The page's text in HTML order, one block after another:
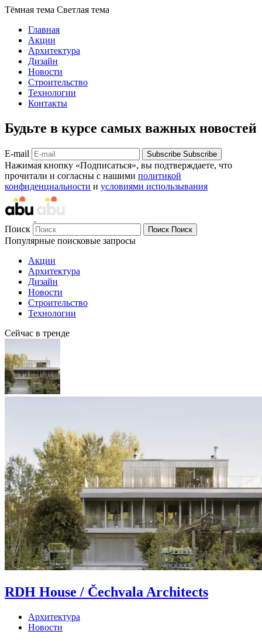
Тёмная тема Светлая тема
Главная
Акции
Архитектура
Дизайн
Новости
Строительство
Технологии
Контакты
Будьте в курсе самых важных новостей
E-mail Subscribe Subscribe
Нажимая кнопку «Подписаться», вы подтверждаете, что
прочитали и согласны с нашими политикой
конфиденциальности и условиями использывания
Поиск Поиск Поиск
Популярные поисковые запросы
Акции
Архитектура
Дизайн
Новости
Строительство
Технологии
Сейчас в тренде
RDH House / Čechvala Architects
Архитектура
Новости